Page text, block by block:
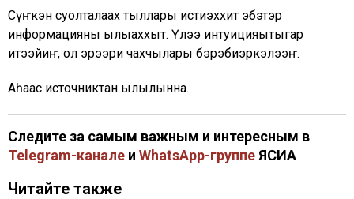
Сүҥкэн суолталаах тыллары истиэххит эбэтэр
информацияны ылыаххыт. Үлэҕэ интуицияҕытыгар
итэҕэйиҥ, ол эрээри чахчылары бэрэбиэркэлээҥ.
Аһаҕас источниктан ылылынна.
Следите за самым важным и интересным в
Telegram-канале и WhatsApp-группеЯСИА
Читайте также